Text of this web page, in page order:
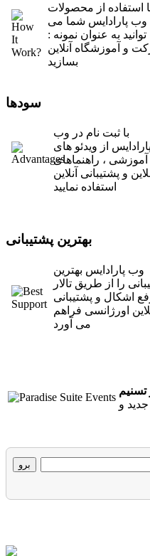
استفاده از محصولات
وب پارادایس شما می
توانید به عنوان نمونه :
و آموزشگاه آنلاین
بسازید
سودها
با ثبت نام در وب
پارادایس از ویدئو های
آموزشی ، راهنماهای
و پشتیبانی آنلاین
استفاده نمایید
بهترین پشتیبانی
وب پارادایس بهترین
را از طریق تالار
اشکال و پشتیبانی
اورژانسی فراهم
می آورد